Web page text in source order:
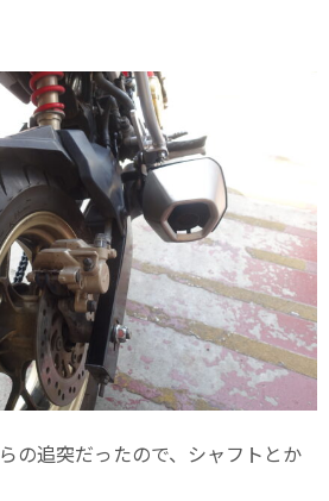
の追突だったので、シャフトとか